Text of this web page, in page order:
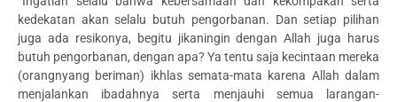
kedekatan akan selalu butuh pengorbanan. Dan setiap pilihan
juga ada resikonya, begitu jikaningin dengan Allah juga harus
butuh pengorbanan, dengan apa? Ya tentu saja kecintaan mereka
(orangnyang beriman) ikhlas semata-mata karena Allah dalam
menjalankan ibadahnya serta menjauhi semua larangan-